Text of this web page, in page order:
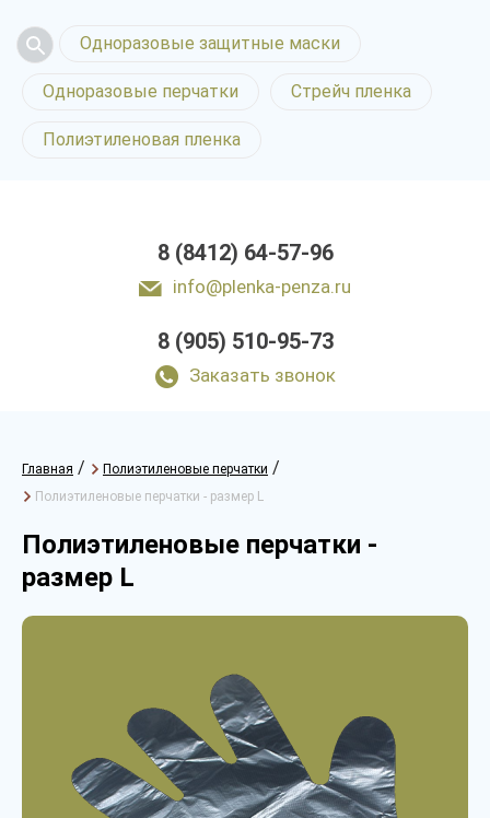
Одноразовые защитные маски
Одноразовые перчатки Стрейч пленка
Полиэтиленовая пленка
8 (8412) 64-57-96
info@plenka-penza.ru
8 (905) 510-95-73
Заказать звонок
Главная / Полиэтиленовые перчатки /
Полиэтиленовые перчатки - размер L
Полиэтиленовые перчатки -
размер L